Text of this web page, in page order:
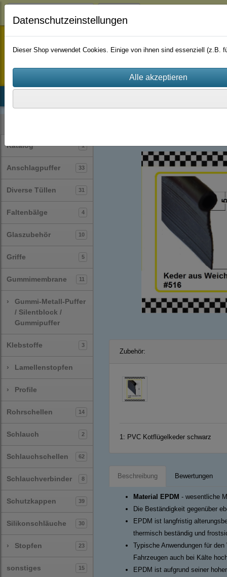
staufenbiel-berlin
Katalog 1
Anschlagpuffer 33
Diverse Tüllen 31
Faltenbälge 4
Glaszubehör 10
Griffe 5
Gummimembrane 11
›
Gummi-Metall-Puffer
/ Silentblock /
Gummipuffer
Klebstoffe 3
› Lamellenstopfen
› Profile
Rohrschellen 14
Schlauch 2
Schlauchschellen 62
Schlauchverbinder 8
Schutzkappen 39
Silikonschläuche 30
› Stopfen 23
sonstiges 15
Zubehör:
1: PVC Kotflügelkeder schwarz
Beschreibung Bewertungen
Material EPDM - wesentliche
Die Beständigkeit gegenüber
EPDM ist langfristig
thermisch beständig und
Typische Anwendungen für
Fahrzeugen auch bei Kälte
EPDM ist aufgrund seiner
Datenschutzeinstellungen
Dieser Shop verwendet Cookies. Einige von ihnen sind essenziell (z.B.